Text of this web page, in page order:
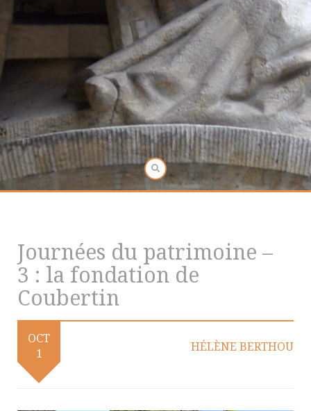
Journées du patrimoine –
3 : la fondation de
Coubertin
OCT
1
HÉLÈNE BERTHOU